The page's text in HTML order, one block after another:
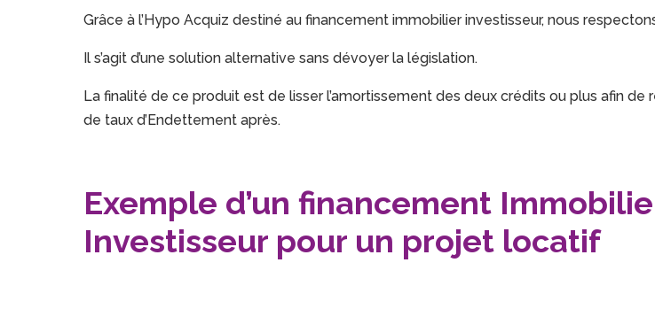
Grâce à l’Hypo Acquiz destiné au financement immobilier investisseur, nous
Il s’agit d’une solution alternative sans dévoyer la législation.
La finalité de ce produit est de lisser l’amortissement des deux crédits ou plus afin de
de taux d’Endettement après.
Exemple d’un financement
Investisseur pour un projet locatif